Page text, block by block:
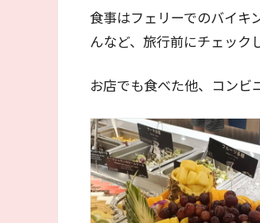
食事はフェリーでのバイキ
んなど、旅行前にチェック
お店でも食べた他、コンビ